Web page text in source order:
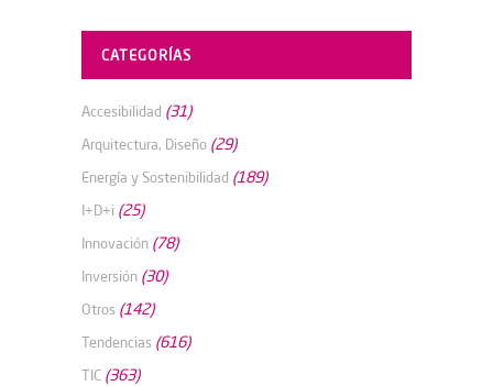
CATEGORÍAS
Accesibilidad (31)
Arquitectura, Diseño (29)
Energía y Sostenibilidad (189)
I+D+i (25)
Innovación (78)
Inversión (30)
Otros (142)
Tendencias (616)
TIC (363)